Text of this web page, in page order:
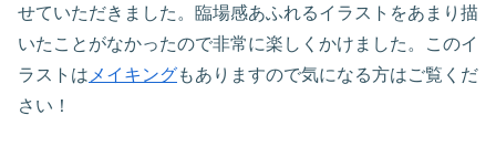
せていただきました。臨場感あふれるイラストをあまり描
いたことがなかったので非常に楽しくかけました。このイ
ラストは メイキングもありますので気になる方はご覧くだ
さい！